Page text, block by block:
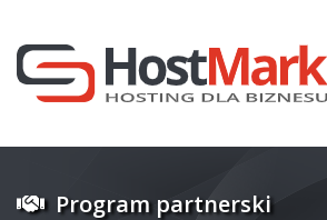
Program partnerski